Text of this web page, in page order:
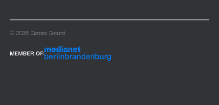
© 2026 Games Ground.
MEMBER OF: